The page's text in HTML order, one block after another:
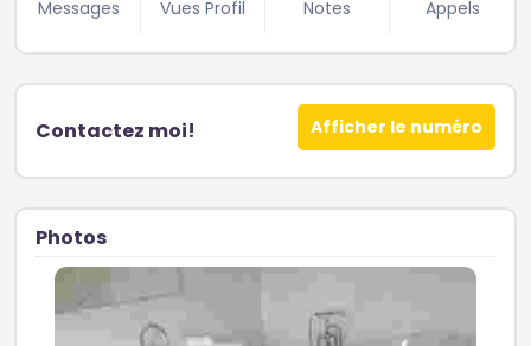
Messages Vues Profil Notes Appels
Contactez moi! Afficher le numéro
Photos